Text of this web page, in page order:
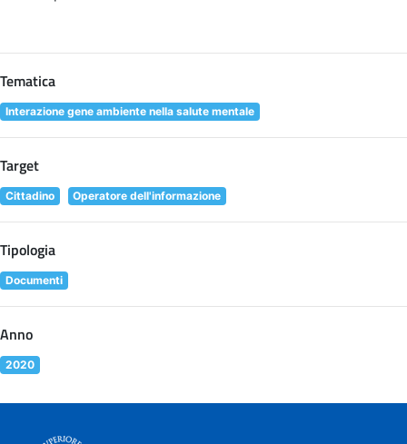
Tematica
Interazione gene ambiente nella salute mentale
Target
Cittadino Operatore dell'informazione
Tipologia
Documenti
Anno
2020